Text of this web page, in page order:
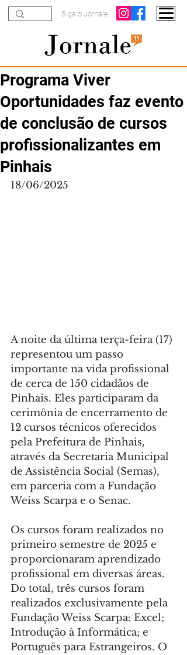
Siga o Jornale
Programa Viver
Oportunidades faz evento
de conclusão de cursos
profissionalizantes em
Pinhais
18/06/2025
A noite da última terça-feira (17)
representou um passo
importante na vida profissional
de cerca de 150 cidadãos de
Pinhais. Eles participaram da
cerimônia de encerramento de
12 cursos técnicos oferecidos
pela Prefeitura de Pinhais,
através da Secretaria Municipal
de Assistência Social (Semas),
em parceria com a Fundação
Weiss Scarpa e o Senac.
Os cursos foram realizados no
primeiro semestre de 2025 e
proporcionaram aprendizado
profissional em diversas áreas.
Do total, três cursos foram
realizados exclusivamente pela
Fundação Weiss Scarpa: Excel;
Introdução à Informática; e
Português para Estrangeiros. O